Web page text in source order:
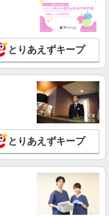
とりあえずキープ
とりあえずキープ